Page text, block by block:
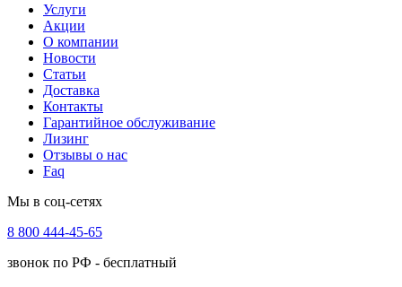
Услуги
Акции
О компании
Новости
Статьи
Доставка
Контакты
Гарантийное обслуживание
Лизинг
Отзывы о нас
Faq
Мы в соц-сетях
8 800 444-45-65
звонок по РФ - бесплатный